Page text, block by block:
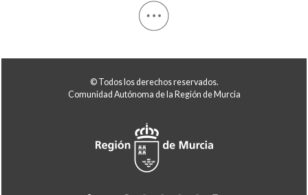
© Todos los derechos reservados.
Comunidad Autónoma de la Región de Murcia